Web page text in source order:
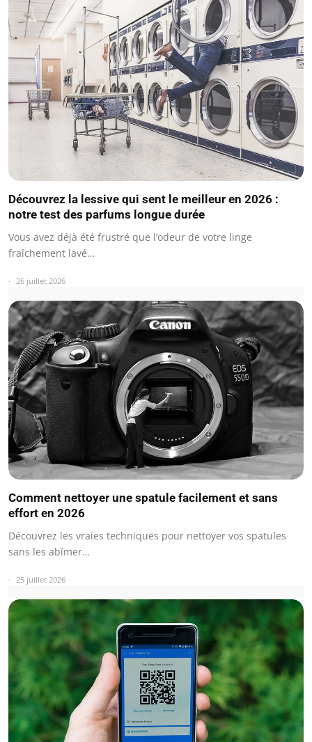
Découvrez la lessive qui sent le meilleur en 2026 :
notre test des parfums longue durée
Vous avez déjà été frustré que l’odeur de votre linge
fraîchement lavé…
26 juillet 2026
Comment nettoyer une spatule facilement et sans
effort en 2026
Découvrez les vraies techniques pour nettoyer vos spatules
sans les abîmer…
25 juillet 2026